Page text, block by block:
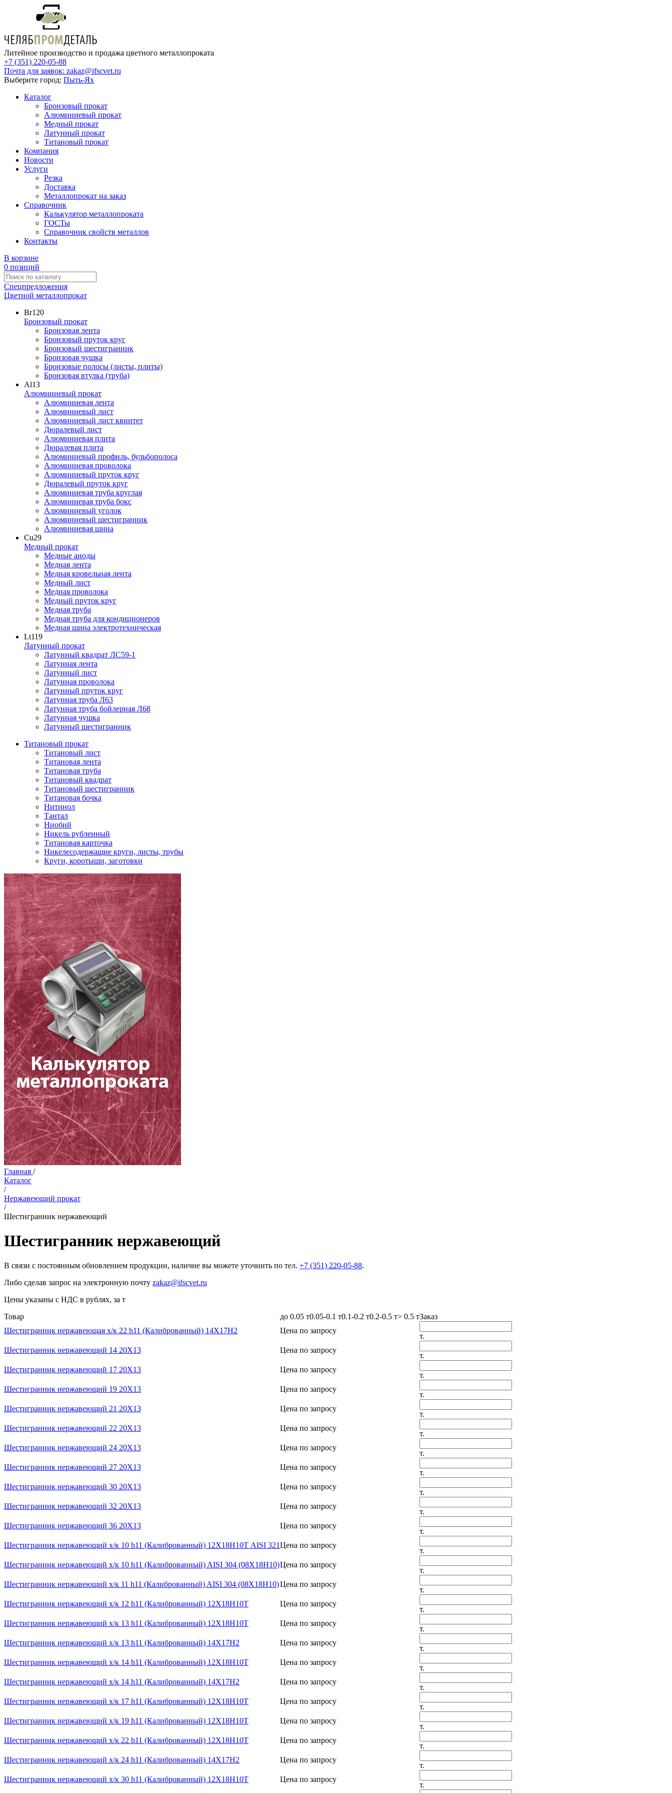
Литейное производство и продажа цветного металлопроката
+7 (351) 220-05-88
Почта для заявок: zakaz@ifscvet.ru
Выберите город: Пыть-Ях
Каталог
Бронзовый прокат
Алюминиевый прокат
Медный прокат
Латунный прокат
Титановый прокат
Компания
Новости
Услуги
Резка
Доставка
Металлопрокат на заказ
Справочник
Калькулятор металлопроката
ГОСТы
Справочник свойств металлов
Контакты
В корзине
0 позиций
Спецпредложения
Цветной металлопрокат
Br120
Бронзовый прокат
Бронзовая лента
Бронзовый пруток круг
Бронзовый шестигранник
Бронзовая чушка
Бронзовые полосы (листы, плиты)
Бронзовая втулка (труба)
Al13
Алюминиевый прокат
Алюминиевая лента
Алюминиевый лист
Алюминиевый лист квинтет
Дюралевый лист
Алюминиевая плита
Дюралевая плита
Алюминиевый профиль, бульбополоса
Алюминиевая проволока
Алюминиевый пруток круг
Дюралевый пруток круг
Алюминиевая труба круглая
Алюминиевая труба бокс
Алюминиевый уголок
Алюминиевый шестигранник
Алюминиевая шина
Cu29
Медный прокат
Медные аноды
Медная лента
Медная кровельная лента
Медный лист
Медная проволока
Медный пруток круг
Медная труба
Медная труба для кондиционеров
Медная шина электротехническая
Lt119
Латунный прокат
Латунный квадрат ЛС59-1
Латунная лента
Латунный лист
Латунная проволока
Латунный пруток круг
Латунная труба Л63
Латунная труба бойлерная Л68
Латунная чушка
Латунный шестигранник
Титановый прокат
Титановый лист
Титановая лента
Титановая труба
Титановый квадрат
Титановый шестигранник
Титановая бочка
Нитинол
Тантал
Ниобий
Никель рубленный
Титановая карточка
Никелесодержащие круги, листы, трубы
Круги, коротыши, заготовки
Главная /
Каталог
/
Нержавеющий прокат
/
Шестигранник нержавеющий
Шестигранник нержавеющий
В связи с постоянным обновлением продукции, наличие вы можете уточнить по тел. +7 (351) 220-05-88.
Либо сделав запрос на электронную почту zakaz@ifscvet.ru
Цены указаны с НДС в рублях, за т
Товар
до 0.05 т0.05-0.1 т0.1-0.2 т0.2-0.5 т> 0.5 тЗаказ
Шестигранник нержавеющая х/к 22 h11 (Калиброванный) 14Х17Н2
Цена по запросу
т.
Шестигранник нержавеющий 14 20Х13
Цена по запросу
т.
Шестигранник нержавеющий 17 20Х13
Цена по запросу
т.
Шестигранник нержавеющий 19 20Х13
Цена по запросу
т.
Шестигранник нержавеющий 21 20Х13
Цена по запросу
т.
Шестигранник нержавеющий 22 20Х13
Цена по запросу
т.
Шестигранник нержавеющий 24 20Х13
Цена по запросу
т.
Шестигранник нержавеющий 27 20Х13
Цена по запросу
т.
Шестигранник нержавеющий 30 20Х13
Цена по запросу
т.
Шестигранник нержавеющий 32 20Х13
Цена по запросу
т.
Шестигранник нержавеющий 36 20Х13
Цена по запросу
т.
Шестигранник нержавеющий х/к 10 h11 (Калиброванный) 12Х18Н10Т AISI 321Цена по запросу
т.
Шестигранник нержавеющий х/к 10 h11 (Калиброванный) AISI 304 (08Х18Н10)Цена по запросу
т.
Шестигранник нержавеющий х/к 11 h11 (Калиброванный) AISI 304 (08Х18Н10)Цена по запросу
т.
Шестигранник нержавеющий х/к 12 h11 (Калиброванный) 12Х18Н10Т
Цена по запросу
т.
Шестигранник нержавеющий х/к 13 h11 (Калиброванный) 12Х18Н10Т
Цена по запросу
т.
Шестигранник нержавеющий х/к 13 h11 (Калиброванный) 14Х17Н2
Цена по запросу
т.
Шестигранник нержавеющий х/к 14 h11 (Калиброванный) 12Х18Н10Т
Цена по запросу
т.
Шестигранник нержавеющий х/к 14 h11 (Калиброванный) 14Х17Н2
Цена по запросу
т.
Шестигранник нержавеющий х/к 17 h11 (Калиброванный) 12Х18Н10Т
Цена по запросу
т.
Шестигранник нержавеющий х/к 19 h11 (Калиброванный) 12Х18Н10Т
Цена по запросу
т.
Шестигранник нержавеющий х/к 22 h11 (Калиброванный) 12Х18Н10Т
Цена по запросу
т.
Шестигранник нержавеющий х/к 24 h11 (Калиброванный) 14Х17Н2
Цена по запросу
т.
Шестигранник нержавеющий х/к 30 h11 (Калиброванный) 12Х18Н10Т
Цена по запросу
т.